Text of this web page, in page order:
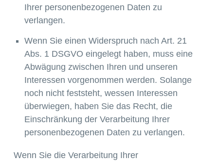
Ihrer personenbezogenen Daten zu
verlangen.
Wenn Sie einen Widerspruch nach Art. 21
Abs. 1 DSGVO eingelegt haben, muss eine
Abwägung zwischen Ihren und unseren
Interessen vorgenommen werden. Solange
noch nicht feststeht, wessen Interessen
überwiegen, haben Sie das Recht, die
Einschränkung der Verarbeitung Ihrer
personenbezogenen Daten zu verlangen.
Wenn Sie die Verarbeitung Ihrer